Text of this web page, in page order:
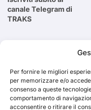
Per fornire le migliori
per memorizzare e/o
consenso a queste
comportamento di
acconsentire o ritirare il
canale Telegram di
TRAKS